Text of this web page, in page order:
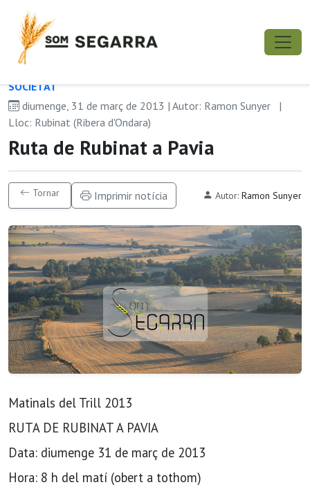
SOCIETAT
diumenge, 31 de març de 2013 | Autor: Ramon Sunyer
|
Lloc: Rubinat (Ribera d'Ondara)
Ruta de Rubinat a Pavia
Tornar Imprimir notícia Autor: Ramon Sunyer
Matinals del Trill 2013
RUTA DE RUBINAT A PAVIA
Data: diumenge 31 de març de 2013
Hora: 8 h del matí (obert a tothom)